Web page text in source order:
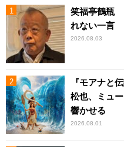
笑福亭鶴瓶
れない一言
2026.08.03
『モアナと
松也、ミュ
響かせる
2026.08.01